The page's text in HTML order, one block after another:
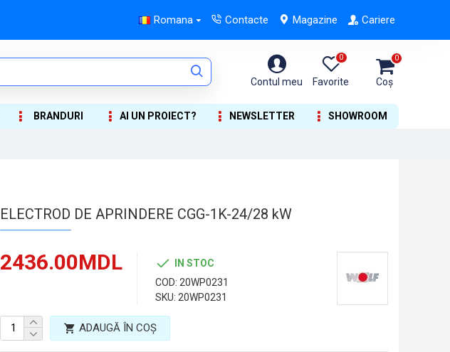
Romana Contacte Magazine Cariere
Contul meu Favorite
0
Coș
0
BRANDURI AI UN PROIECT? NEWSLETTER SHOWROOM
ELECTROD DE APRINDERE CGG-1K-24/28 kW
2436.00MDL
IN STOC
COD: 20WP0231
SKU: 20WP0231
ADAUGĂ ÎN COŞ